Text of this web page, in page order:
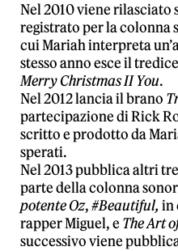
Nel 2010 viene rilasciato
registrato per la colonna
cui Mariah interpreta
stesso anno esce il
Merry Christmas II You.
Nel 2012 lancia il brano
partecipazione di Rick
scritto e prodotto da
sperati.
Nel 2013 pubblica altri
parte della colonna
potenteOz,#Beautiful, in
rapper Miguel, e The Art
successivo viene